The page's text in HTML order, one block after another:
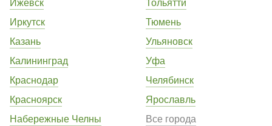
Иркутск
Казань
Калининград
Краснодар
Красноярск
Набережные Челны
Тюмень
Ульяновск
Уфа
Челябинск
Ярославль
Все города